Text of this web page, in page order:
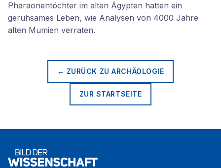
Pharaonentöchter im alten Ägypten hatten ein
geruhsames Leben, wie Analysen von 4000 Jahre
alten Mumien verraten.
← ZURÜCK ZUARCHÄOLOGIE
ZUR STARTSEITE